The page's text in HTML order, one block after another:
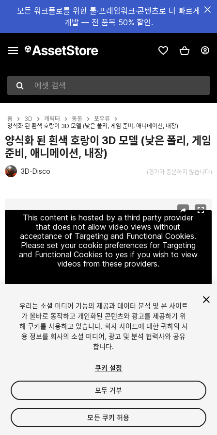
모든 워크플로를 위한 툴·프레임워크·콘텐츠로 더 빠르게
개발 — 전 품목 50% 할인.
에셋 검색
홈 3D 캐릭터 동물
포유류
양식화 된 흰색 호랑이 3D 모델 (낮은 폴리, 게임 준비, 애니메이션, 내장)
양식화 된 흰색 호랑이 3D 모델 (낮은 폴리, 게임
준비, 애니메이션, 내장)
3D-Disco (평가가 충분하지 않습니다)
This content is hosted by a third party provider
that does not allow video views without
acceptance of Targeting and Functional Cookies.
Please set your cookie preferences for Targeting
and Functional Cookies to yes if you wish to view
videos from these providers.
Cookie Settings
1/23
$99
세금/부가세는 결제 시 반영됩니다.
우리는 소셜 미디어 기능의 제공과 데이터 분석 및 본 사이트
가 올바로 동작하고 개인화된 콘텐츠와 광고를 제공하기 위
해 쿠키를 사용하고 있습니다. 회사 사이트에 대한 귀하의 사
용 정보를 회사의 소셜 미디어, 광고 및 분석 협력사와 공유
합니다.
쿠키 설정
모두 거부
모든 쿠키 허용